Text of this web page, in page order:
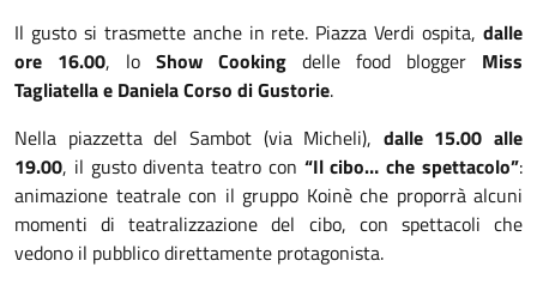
Il gusto si trasmette anche in rete. Piazza Verdi ospita, dalle
ore 16.00, lo Show Cooking delle food blogger Miss
Tagliatella e Daniela Corso di Gustorie.
Nella piazzetta del Sambot (via Micheli), dalle 15.00 alle
19.00, il gusto diventa teatro con “Il cibo… che spettacolo”:
animazione teatrale con il gruppo Koinè che proporrà alcuni
momenti di teatralizzazione del cibo, con spettacoli che
vedono il pubblico direttamente protagonista.